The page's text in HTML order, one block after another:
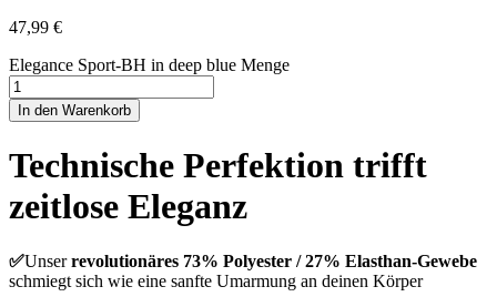
47,99 €
Elegance Sport-BH in deep blue Menge
In den Warenkorb
Technische Perfektion trifft
zeitlose Eleganz
✅Unserrevolutionäres 73% Polyester / 27% Elasthan-Gewebe
schmiegt sich wie eine sanfte Umarmung an deinen Körper